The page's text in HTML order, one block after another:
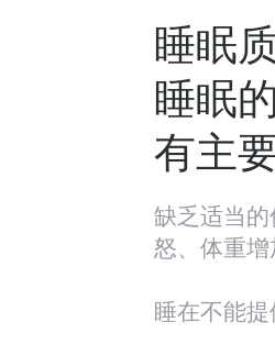
睡眠
睡眠
有主
缺乏适当
怒、体重增
睡在不能